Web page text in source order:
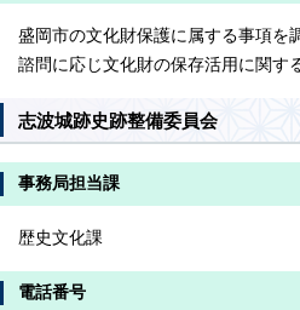
盛岡市の文化財保護に属する事項を
諮問に応じ文化財の保存活用に関す
志波城跡史跡整備委員会
事務局担当課
歴史文化課
電話番号